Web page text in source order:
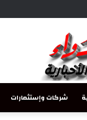
شركات وإستثمارات